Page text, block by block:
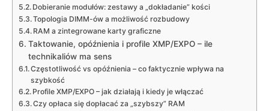
Dobieranie modułów: zestawy a „dokładanie” kości
Topologia DIMM-ów a możliwość rozbudowy
RAM a zintegrowane karty graficzne
Taktowanie, opóźnienia i profile XMP/EXPO – ile
technikaliów ma sens
Częstotliwość vs opóźnienia – co faktycznie wpływa na
szybkość
Profile XMP/EXPO – jak działają i kiedy je włączać
Czy opłaca się dopłacać za „szybszy” RAM